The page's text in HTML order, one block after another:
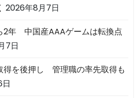
2026年8月7日
2年 中国産AAAゲームは転換点
7日
得を後押し 管理職の率先取得も